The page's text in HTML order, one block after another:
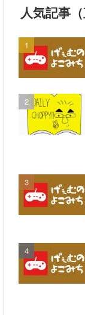
人気記事